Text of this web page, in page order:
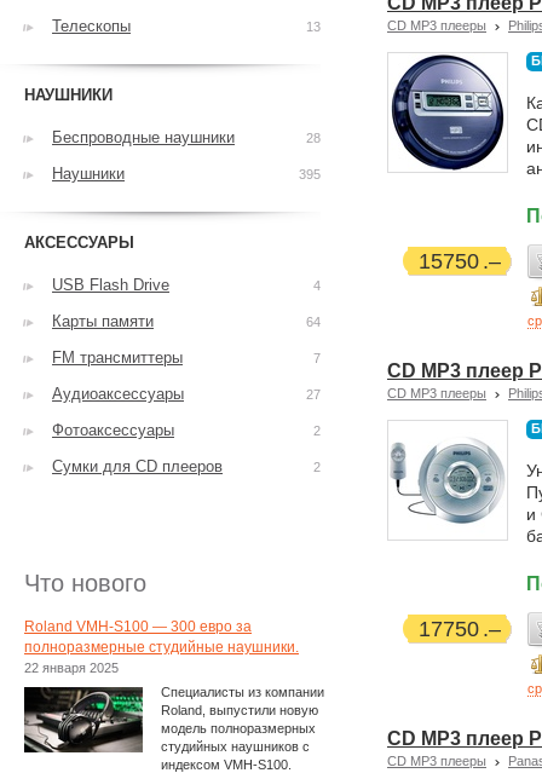
CD MP3 плееры
15750
CD MP3 плеер
CD MP3 плееры
и
17750
CD MP3 плеер
CD MP3 плееры
Телескопы 13
НАУШНИКИ
Беспроводные наушники 28
Наушники 395
АКСЕССУАРЫ
USB Flash Drive 4
Карты памяти 64
FM трансмиттеры 7
Аудиоаксессуары 27
Фотоаксессуары 2
Сумки для CD плееров 2
Что нового
Roland VMH-S100 — 300 евро за
полноразмерные студийные наушники.
22 января 2025
Специалисты из компании
Roland, выпустили новую
модель полноразмерных
студийных наушников с
индексом VMH-S100.